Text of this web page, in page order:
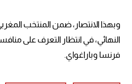
وبهذا الانتصار، ضمن المنتخب
النهائي، في انتظار التعرف على
فرنسا وباراغواي.